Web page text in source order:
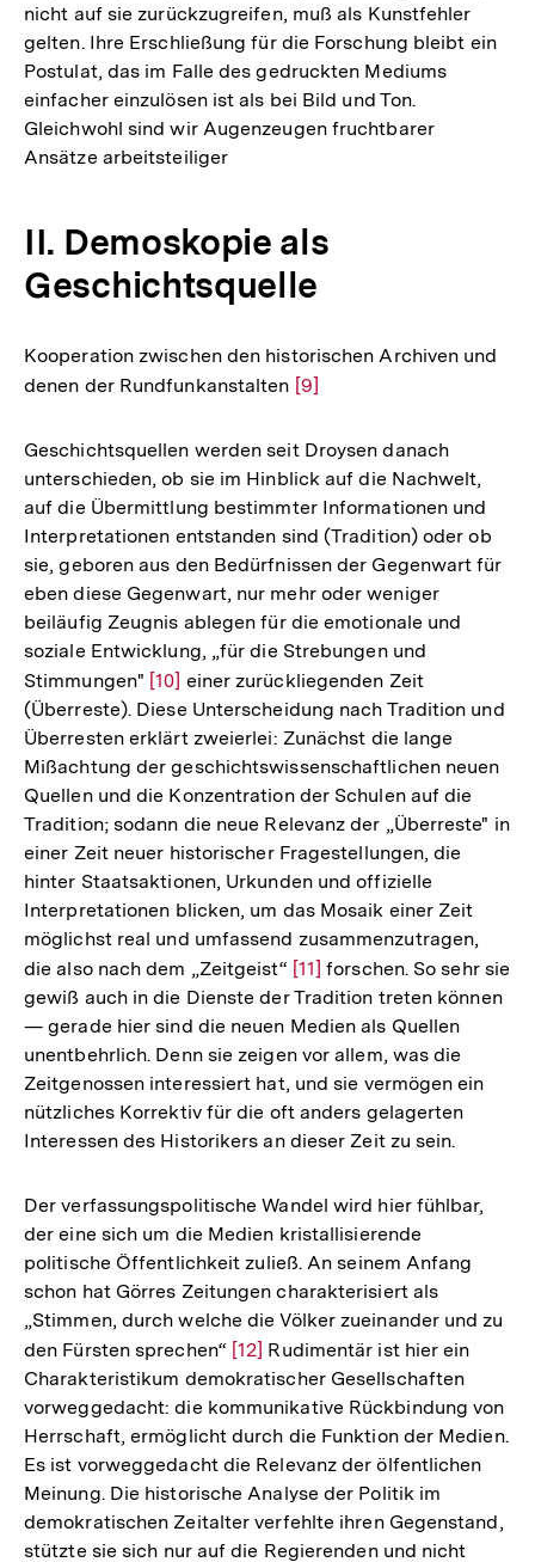
Fußnote
nicht auf sie zurückzugreifen, muß als Kunstfehler
gelten. Ihre Erschließung für die Forschung bleibt ein
Postulat, das im Falle des gedruckten Mediums
einfacher einzulösen ist als bei Bild und Ton.
Gleichwohl sind wir Augenzeugen fruchtbarer
Ansätze arbeitsteiliger
II. Demoskopie als
Geschichtsquelle
Kooperation zwischen den historischen Archiven und
denen der Rundfunkanstalten Zur
der
Fußnote
[9]
Geschichtsquellen werden seit Droysen danach
unterschieden, ob sie im Hinblick auf die Nachwelt,
auf die Übermittlung bestimmter Informationen und
Interpretationen entstanden sind (Tradition) oder ob
sie, geboren aus den Bedürfnissen der Gegenwart für
eben diese Gegenwart, nur mehr oder weniger
beiläufig Zeugnis ablegen für die emotionale und
soziale Entwicklung, „für die Strebungen und
Stimmungen" Zur
Auflösung
der
Fußnote
[10] einer zurückliegenden Zeit
(Überreste). Diese Unterscheidung nach Tradition und
Überresten erklärt zweierlei: Zunächst die lange
Mißachtung der geschichtswissenschaftlichen neuen
Quellen und die Konzentration der Schulen auf die
Tradition; sodann die neue Relevanz der „Überreste" in
einer Zeit neuer historischer Fragestellungen, die
hinter Staatsaktionen, Urkunden und offizielle
Interpretationen blicken, um das Mosaik einer Zeit
möglichst real und umfassend zusammenzutragen,
die also nach dem „Zeitgeist“ Zur
Auflösung
der
Fußnote
[11] forschen. So sehr sie
gewiß auch in die Dienste der Tradition treten können
— gerade hier sind die neuen Medien als Quellen
unentbehrlich. Denn sie zeigen vor allem, was die
Zeitgenossen interessiert hat, und sie vermögen ein
nützliches Korrektiv für die oft anders gelagerten
Interessen des Historikers an dieser Zeit zu sein.
Der verfassungspolitische Wandel wird hier fühlbar,
der eine sich um die Medien kristallisierende
politische Öffentlichkeit zuließ. An seinem Anfang
schon hat Görres Zeitungen charakterisiert als
„Stimmen, durch welche die Völker zueinander und zu
den Fürsten sprechen“ Zur
Auflösung
der
Fußnote
[12] Rudimentär ist hier ein
Charakteristikum demokratischer Gesellschaften
vorweggedacht: die kommunikative Rückbindung von
Herrschaft, ermöglicht durch die Funktion der Medien.
Es ist vorweggedacht die Relevanz der ölfentlichen
Meinung. Die historische Analyse der Politik im
demokratischen Zeitalter verfehlte ihren Gegenstand,
stützte sie sich nur auf die Regierenden und nicht